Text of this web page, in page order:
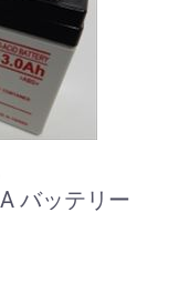
バッテリー